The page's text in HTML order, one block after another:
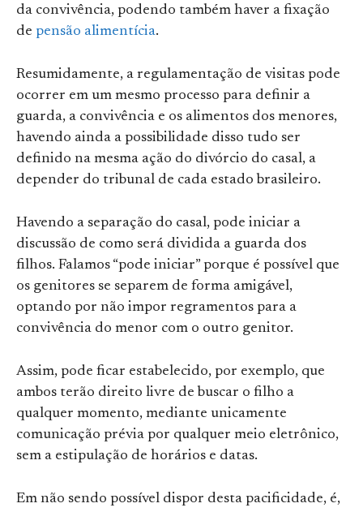
da convivência, podendo também haver a fixação
de pensão alimentícia.
Resumidamente, a regulamentação de visitas pode
ocorrer em um mesmo processo para definir a
guarda, a convivência e os alimentos dos menores,
havendo ainda a possibilidade disso tudo ser
definido na mesma ação do divórcio do casal, a
depender do tribunal de cada estado brasileiro.
Havendo a separação do casal, pode iniciar a
discussão de como será dividida a guarda dos
filhos. Falamos “pode iniciar” porque é possível que
os genitores se separem de forma amigável,
optando por não impor regramentos para a
convivência do menor com o outro genitor.
Assim, pode ficar estabelecido, por exemplo, que
ambos terão direito livre de buscar o filho a
qualquer momento, mediante unicamente
comunicação prévia por qualquer meio eletrônico,
sem a estipulação de horários e datas.
Em não sendo possível dispor desta pacificidade, é,